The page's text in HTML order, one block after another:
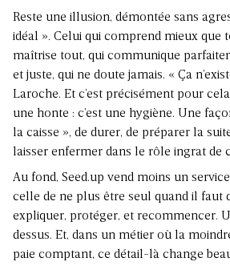
Reste une illusion, démontée sans
idéal ». Celui qui comprend mieux que
maîtrise tout, qui communique
et juste, qui ne doute jamais. « Ça
Laroche. Et c’est précisément pour cela
une honte : c’est une hygiène. Une
la caisse », de durer, de préparer la
laisser enfermer dans le rôle ingrat de
Au fond, Seed.up vend moins un
celle de ne plus être seul quand il faut
expliquer, protéger, et recommencer.
dessus. Et, dans un métier où la
paie comptant, ce détail-là change